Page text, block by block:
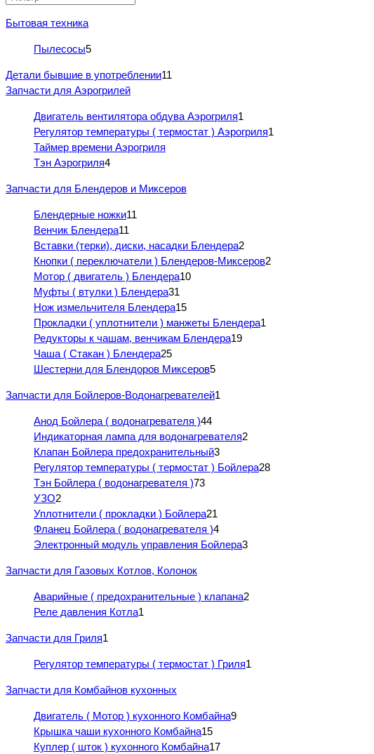
Бытовая техника
Пылесосы5
Детали бывшие в употреблении11
Запчасти для Аэрогрилей
Двигатель вентилятора обдува Аэрогриля1
Регулятор температуры ( термостат ) Аэрогриля1
Таймер времени Аэрогриля
Тэн Аэрогриля4
Запчасти для Блендеров и Миксеров
Блендерные ножки11
Венчик Блендера11
Вставки (терки), диски, насадки Блендера2
Кнопки ( переключатели ) Блендеров-Миксеров2
Мотор ( двигатель ) Блендера10
Муфты ( втулки ) Блендера31
Нож измельчителя Блендера15
Прокладки ( уплотнители ) манжеты Блендера1
Редукторы к чашам, венчикам Блендера19
Чаша ( Стакан ) Блендера25
Шестерни для Блендоров Миксеров5
Запчасти для Бойлеров-Водонагревателей1
Анод Бойлера ( водонагревателя )44
Индикаторная лампа для водонагревателя2
Клапан Бойлера предохранительный3
Регулятор температуры ( термостат ) Бойлера28
Тэн Бойлера ( водонагревателя )73
УЗО2
Уплотнители ( прокладки ) Бойлера21
Фланец Бойлера ( водонагревателя )4
Электронный модуль управления Бойлера3
Запчасти для Газовых Котлов, Колонок
Аварийные ( предохранительные ) клапана2
Реле давления Котла1
Запчасти для Гриля1
Регулятор температуры ( термостат ) Гриля1
Запчасти для Комбайнов кухонных
Двигатель ( Мотор ) кухонного Комбайна9
Крышка чаши кухонного Комбайна15
Куплер ( шток ) кухонного Комбайна17